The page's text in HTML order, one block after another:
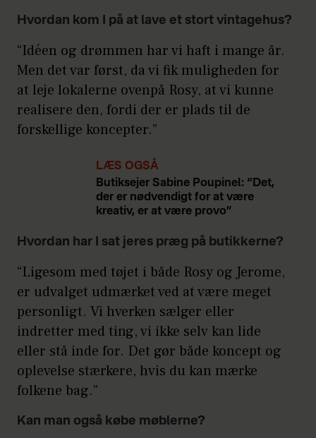
Hvordan kom I på at lave et stort vintagehus?
“Idéen og drømmen har vi haft i mange år.
Men det var først, da vi fik muligheden for
at leje lokalerne ovenpå Rosy, at vi kunne
realisere den, fordi der er plads til de
forskellige koncepter.”
LÆS OGSÅ
Butiksejer Sabine Poupinel: “Det,
der er nødvendigt for at være
kreativ, er at være provo”
Hvordan har I sat jeres præg på butikkerne?
“Ligesom med tøjet i både Rosy og Jerome,
er udvalget udmærket ved at være meget
personligt. Vi hverken sælger eller
indretter med ting, vi ikke selv kan lide
eller stå inde for. Det gør både koncept og
oplevelse stærkere, hvis du kan mærke
folkene bag.”
Kan man også købe møblerne?